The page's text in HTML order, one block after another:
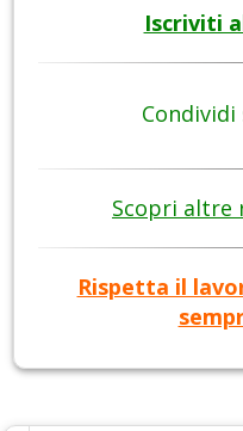
Iscriviti
Condividi
Scopri altre
Rispetta il